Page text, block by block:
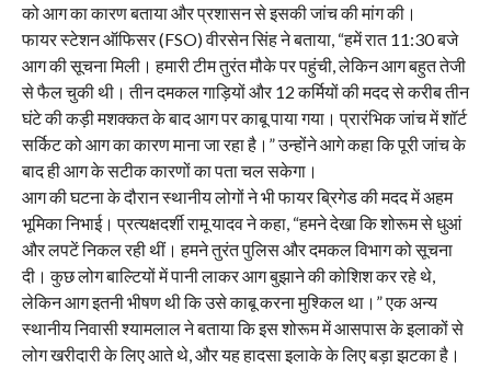
को आग का कारण बताया और प्रशासन से इसकी जांच की मांग की।
फायर स्टेशन ऑफिसर (FSO) वीरसेन सिंह ने बताया, “हमें रात 11:30 बजे
आग की सूचना मिली। हमारी टीम तुरंत मौके पर पहुंची, लेकिन आग बहुत तेजी
से फैल चुकी थी। तीन दमकल गाड़ियों और 12 कर्मियों की मदद से करीब तीन
घंटे की कड़ी मशक्कत के बाद आग पर काबू पाया गया। प्रारंभिक जांच में शॉर्ट
सर्किट को आग का कारण माना जा रहा है।” उन्होंने आगे कहा कि पूरी जांच के
बाद ही आग के सटीक कारणों का पता चल सकेगा।
आग की घटना के दौरान स्थानीय लोगों ने भी फायर ब्रिगेड की मदद में अहम
भूमिका निभाई। प्रत्यक्षदर्शी रामू यादव ने कहा, “हमने देखा कि शोरूम से धुआं
और लपटें निकल रही थीं। हमने तुरंत पुलिस और दमकल विभाग को सूचना
दी। कुछ लोग बाल्टियों में पानी लाकर आग बुझाने की कोशिश कर रहे थे,
लेकिन आग इतनी भीषण थी कि उसे काबू करना मुश्किल था।” एक अन्य
स्थानीय निवासी श्यामलाल ने बताया कि इस शोरूम में आसपास के इलाकों से
लोग खरीदारी के लिए आते थे, और यह हादसा इलाके के लिए बड़ा झटका है।